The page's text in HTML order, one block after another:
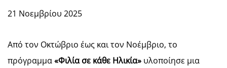
21 Νοεμβρίου 2025
Από τον Οκτώβριο έως και τον Νοέμβριο, το
πρόγραμμα«Φιλία σε κάθε Ηλικία» υλοποίησε μια